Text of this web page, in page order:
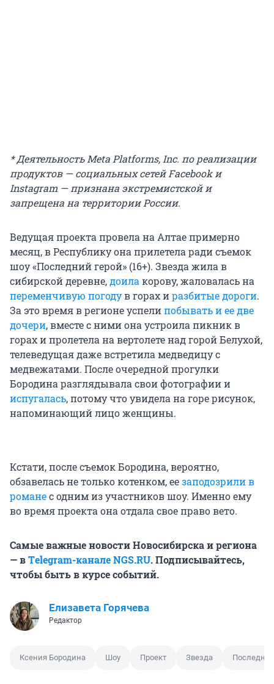
* Деятельность Meta Platforms, Inc. по реализации
продуктов — социальных сетей Facebook и
Instagram — признана экстремистской и
запрещена на территории России.
Ведущая проекта провела на Алтае примерно
месяц, в Республику она прилетела ради съемок
шоу «Последний герой» (16+). Звезда жила в
сибирской деревне,доилакорову, жаловалась на
переменчивую погодув горах иразбитые дороги.
За это время в регионе успелипобывать и ее две
дочери, вместе с ними она устроила пикник в
горах и пролетела на вертолете над горой Белухой,
телеведущая даже встретила медведицу с
медвежатами. После очередной прогулки
Бородина разглядывала свои фотографии и
испугалась, потому что увидела на горе рисунок,
напоминающий лицо женщины.
Кстати, после съемок Бородина, вероятно,
обзавелась не только котенком, еезаподозрили в
романес одним из участников шоу. Именно ему
во время проекта она отдала свое право вето.
Самые важные новости Новосибирска и региона
— вТelegram-канале NGS.RU. Подписывайтесь,
чтобы быть в курсе событий.
Елизавета Горячева
Редактор
Ксения Бородина Шоу Проект Звезда